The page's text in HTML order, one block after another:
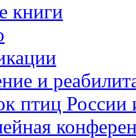
книги
и
птиц России